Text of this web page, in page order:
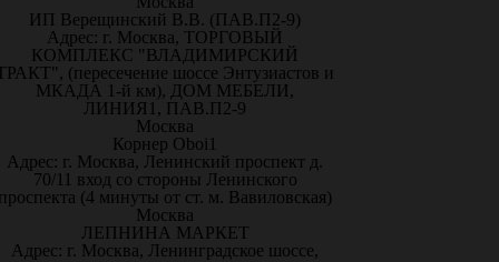
ИП Верещинский В.В. (ПАВ.П2-9)
Адрес: г. Москва, ТОРГОВЫЙ
КОМПЛЕКС "ВЛАДИМИРСКИЙ
(пересечение шоссе Энтузиастов и
МКАДА 1-й км), ДОМ МЕБЕЛИ,
ЛИНИЯ1, ПАВ.П2-9
Москва
Корнер Oboi1
Адрес: г. Москва, Ленинский проспект д.
70/11 вход со стороны Ленинского
(4 минуты от ст. м. Вавиловская)
Москва
ЛЕПНИНА МАРКЕТ
Адрес: г. Москва, Ленинградское шоссе,